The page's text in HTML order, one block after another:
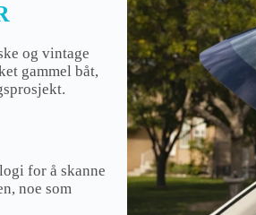
og vintage
gammel båt,
for å skanne
noe som